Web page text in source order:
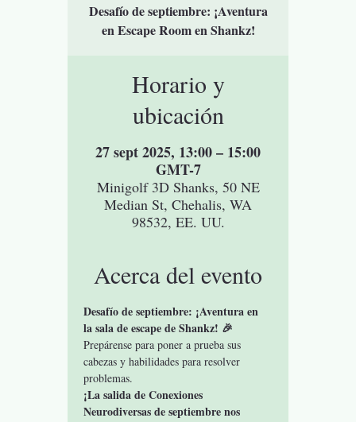
Desafío de septiembre: ¡Aventura
en Escape Room en Shankz!
Horario y
ubicación
27 sept 2025, 13:00 – 15:00
GMT-7
Minigolf 3D Shanks, 50 NE
Median St, Chehalis, WA
98532, EE. UU.
Acerca del evento
Desafío de septiembre: ¡Aventura en
la sala de escape de Shankz! 🎉
Prepárense para poner a prueba sus
cabezas y habilidades para resolver
problemas.
¡La salida de Conexiones
Neurodiversas de septiembre nos